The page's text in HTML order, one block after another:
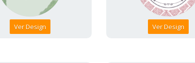
Ver Design Ver Design